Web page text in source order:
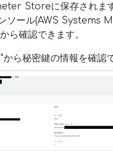
Storeに保存されます
ソール(AWS Systems
ら確認できます。
ら秘密鍵の情報を確認